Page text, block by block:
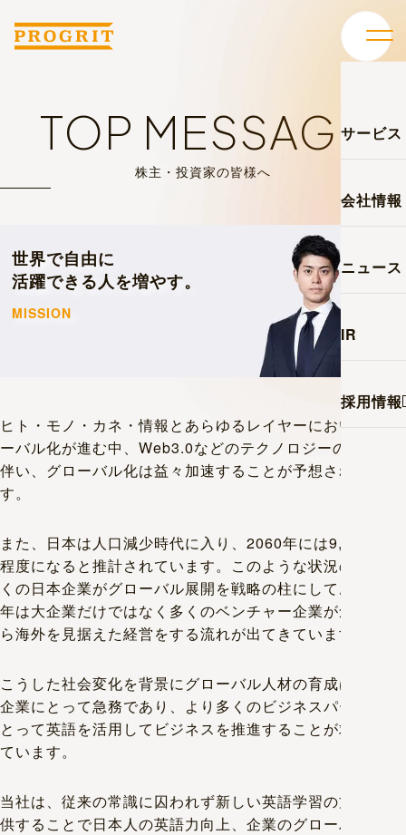
サービス
会社情報
ニュース
IR
採用情報
TOP MESSAGE
株主・投資家の皆様へ
世界で自由に
活躍できる人を増やす。
MISSION
ヒト・モノ・カネ・情報とあらゆるレイヤーにおいてグロ
ーバル化が進む中、Web3.0などのテクノロジーの発展に
伴い、グローバル化は益々加速することが予想されていま
す。
また、日本は人口減少時代に入り、2060年には9,000万人
程度になると推計されています。このような状況の中で多
くの日本企業がグローバル展開を戦略の柱にしており、近
年は大企業だけではなく多くのベンチャー企業が創業時か
ら海外を見据えた経営をする流れが出てきています。
こうした社会変化を背景にグローバル人材の育成は多くの
企業にとって急務であり、より多くのビジネスパーソンに
とって英語を活用してビジネスを推進することが求められ
ています。
当社は、従来の常識に囚われず新しい英語学習の方法を提
供することで日本人の英語力向上、企業のグローバル化に